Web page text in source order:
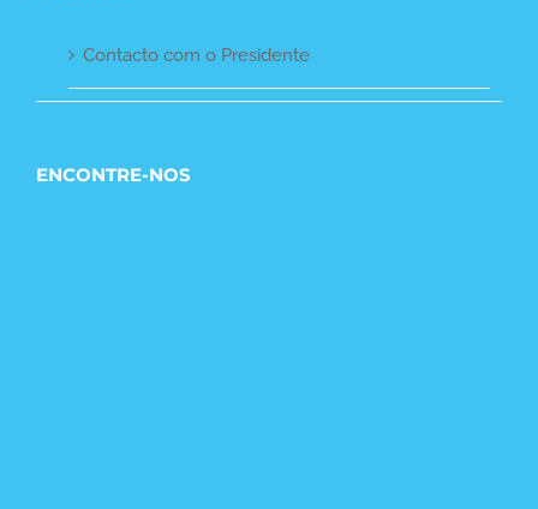
Contacto com o Presidente
ENCONTRE-NOS